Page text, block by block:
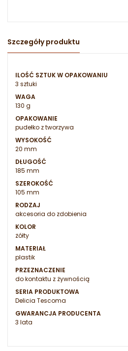
Szczegóły produktu
ILOŚĆ SZTUK W OPAKOWANIU
3 sztuki
WAGA
130 g
OPAKOWANIE
pudełko z tworzywa
WYSOKOŚĆ
20 mm
DŁUGOŚĆ
185 mm
SZEROKOŚĆ
105 mm
RODZAJ
akcesoria do zdobienia
KOLOR
żółty
MATERIAŁ
plastik
PRZEZNACZENIE
do kontaktu z żywnością
SERIA PRODUKTOWA
Delicia Tescoma
GWARANCJA PRODUCENTA
3 lata